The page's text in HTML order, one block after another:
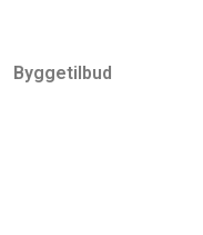
Byggetilbud